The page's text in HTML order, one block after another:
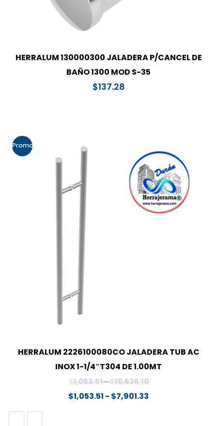
HERRALUM 130000300 JALADERA P/CANCEL DE
BAÑO 1300 MOD S-35
$137.28
Promo!
HERRALUM 2226100080CO JALADERA TUB AC
INOX 1-1/4″T304 DE 1.00MT
$1,053.51-$10,535.10Rango
de
$1,053.51 - $7,901.33